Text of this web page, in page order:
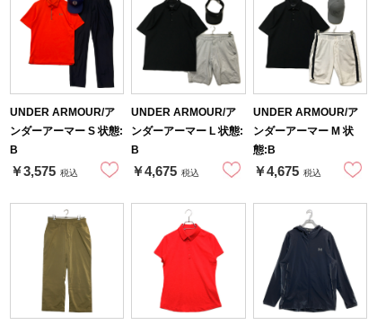
UNDER ARMOUR/ア
ンダーアーマー S 状態:
B
￥3,575 税込
UNDER ARMOUR/ア
ンダーアーマー L 状態:
B
￥4,675 税込
UNDER ARMOUR/ア
ンダーアーマー M 状
態:B
￥4,675 税込